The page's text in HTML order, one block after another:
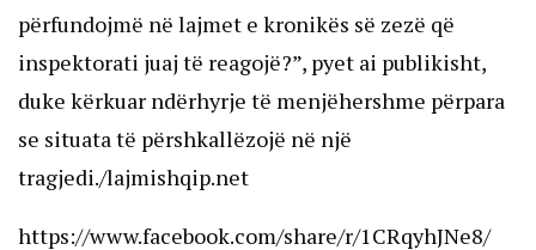
përfundojmë në lajmet e kronikës së zezë që
inspektorati juaj të reagojë?”, pyet ai publikisht,
duke kërkuar ndërhyrje të menjëhershme përpara
se situata të përshkallëzojë në një
tragjedi./lajmishqip.net
https://www.facebook.com/share/r/1CRqyhJNe8/